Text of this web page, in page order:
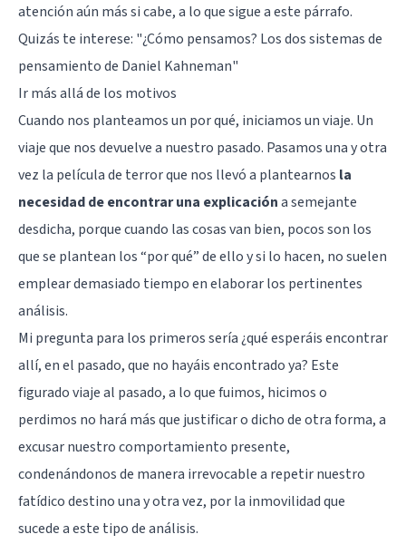
atención aún más si cabe, a lo que sigue a este párrafo.
Quizás te interese: "¿Cómo pensamos? Los dos sistemas de
pensamiento de Daniel Kahneman"
Ir más allá de los motivos
Cuando nos planteamos un por qué, iniciamos un viaje. Un
viaje que nos devuelve a nuestro pasado. Pasamos una y otra
vez la película de terror que nos llevó a plantearnos la
necesidad de encontrar una explicacióna semejante
desdicha, porque cuando las cosas van bien, pocos son los
que se plantean los “por qué” de ello y si lo hacen, no suelen
emplear demasiado tiempo en elaborar los pertinentes
análisis.
Mi pregunta para los primeros sería ¿qué esperáis encontrar
allí, en el pasado, que no hayáis encontrado ya? Este
figurado viaje al pasado, a lo que fuimos, hicimos o
perdimos no hará más que justificar o dicho de otra forma, a
excusar nuestro comportamiento presente,
condenándonos de manera irrevocable a repetir nuestro
fatídico destino una y otra vez, por la inmovilidad que
sucede a este tipo de análisis.